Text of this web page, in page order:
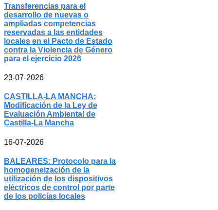
Transferencias para el
desarrollo de nuevas o
ampliadas competencias
reservadas a las entidades
locales en el Pacto de Estado
contra la Violencia de Género
para el ejercicio 2026
23-07-2026
CASTILLA-LA MANCHA:
Modificación de la Ley de
Evaluación Ambiental de
Castilla-La Mancha
16-07-2026
BALEARES: Protocolo para la
homogeneización de la
utilización de los dispositivos
eléctricos de control por parte
de los policías locales